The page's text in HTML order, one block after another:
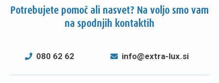
Potrebujete pomoč ali nasvet? Na voljo smo vam
na spodnjih kontaktih
080 62 62 info@extra-lux.si